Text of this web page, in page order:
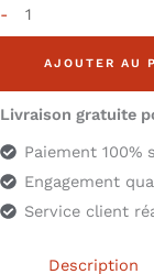
-
AJOUTER AU
Livraison gratuite
Paiement 100%
Engagement
Service client
Description